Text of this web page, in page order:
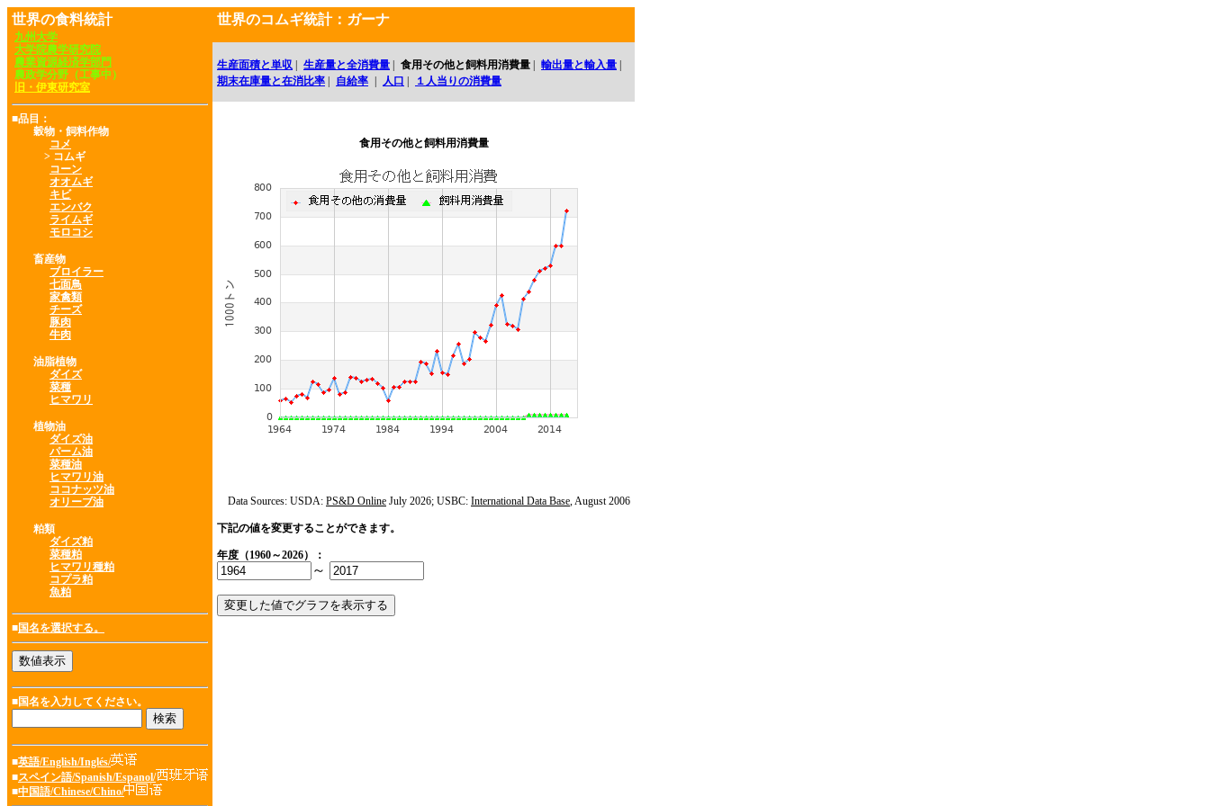
世界の食料統計
九州大学
大学院農学研究院
農業資源経済学部門
農政学分野（工事中）
旧・伊東研究室
■品目：
穀物・飼料作物
コメ
> コムギ
コーン
オオムギ
キビ
エンバク
ライムギ
モロコシ
畜産物
ブロイラー
七面鳥
家禽類
チーズ
豚肉
牛肉
油脂植物
ダイズ
菜種
ヒマワリ
植物油
ダイズ油
パーム油
菜種油
ヒマワリ油
ココナッツ油
オリーブ油
粕類
ダイズ粕
菜種粕
ヒマワリ種粕
コプラ粕
魚粕
■国名を選択する。
■国名を入力してください。
■英語/English/Inglés/
■スペイン語/Spanish/Espanol/
■中国語/Chinese/Chino/
世界のコムギ統計：ガーナ
生産面積と単収 生産量と全消費量 食用その他と飼料用消費量 輸出量と輸入量
期末在庫量と在消比率
自給率 人口 １人当りの消費量
食用その他と飼料用消費量
Data Sources: USDA: PS&D Online July 2026; USBC: International Data Base, August 2006
下記の値を変更することができます。
年度（1960～2026）：
～